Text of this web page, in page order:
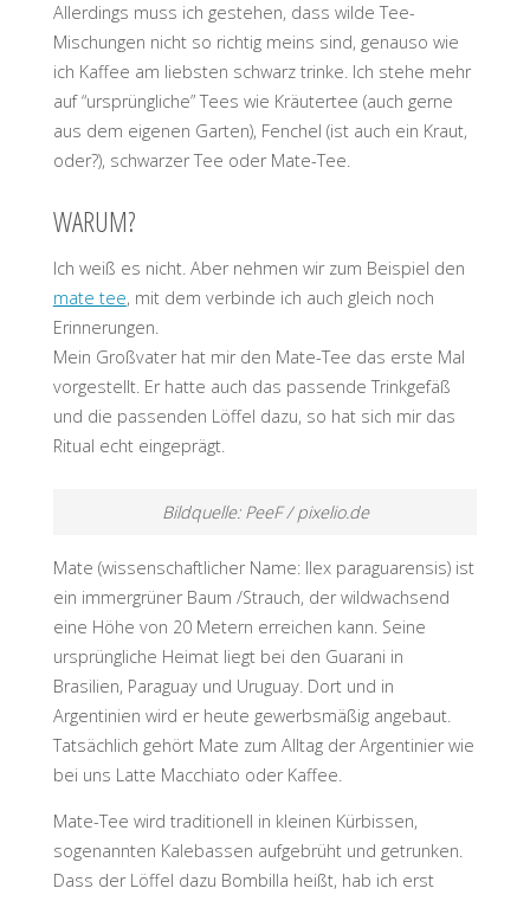
Allerdings muss ich gestehen, dass wilde Tee-
Mischungen nicht so richtig meins sind, genauso wie
ich Kaffee am liebsten schwarz trinke. Ich stehe mehr
auf “ursprüngliche” Tees wie Kräutertee (auch gerne
aus dem eigenen Garten), Fenchel (ist auch ein Kraut,
oder?), schwarzer Tee oder Mate-Tee.
WARUM?
Ich weiß es nicht. Aber nehmen wir zum Beispiel den
mate tee, mit dem verbinde ich auch gleich noch
Erinnerungen.
Mein Großvater hat mir den Mate-Tee das erste Mal
vorgestellt. Er hatte auch das passende Trinkgefäß
und die passenden Löffel dazu, so hat sich mir das
Ritual echt eingeprägt.
Bildquelle: PeeF / pixelio.de
Mate (wissenschaftlicher Name: Ilex paraguarensis) ist
ein immergrüner Baum /Strauch, der wildwachsend
eine Höhe von 20 Metern erreichen kann. Seine
ursprüngliche Heimat liegt bei den Guarani in
Brasilien, Paraguay und Uruguay. Dort und in
Argentinien wird er heute gewerbsmäßig angebaut.
Tatsächlich gehört Mate zum Alltag der Argentinier wie
bei uns Latte Macchiato oder Kaffee.
Mate-Tee wird traditionell in kleinen Kürbissen,
sogenannten Kalebassen aufgebrüht und getrunken.
Dass der Löffel dazu Bombilla heißt, hab ich erst